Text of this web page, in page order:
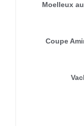
Moelleux
Coupe